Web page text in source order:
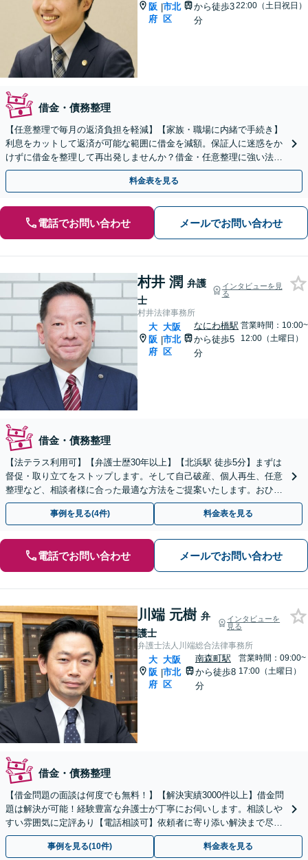
阪
府
|市北
区
から徒歩3
分
22:00（土日祝日）
借金・債務整理
【任意整理で毎月の返済負担を軽減】【家族・職場に内緒で手続き】
利息をカットして返済が可能な範囲に借金を減額。保証人に迷惑をか
けずに借金を整理して再出発しませんか？借金・任意整理に強い法律
事務所【実績5,000件以上】【財産を残して借金整理】
料金表を見る
電話でお問い合わせ メールでお問い合わせ
村井 潤 弁護
士
インタビューを見
る
村井法律事務所
大
阪
府
|
大阪
市北
区
なにわ橋駅
から徒歩5
分
営業時間：10:00~
12:00（土曜日）
借金・債務整理
【法テラス利用可】【弁護士歴30年以上】【北浜駅 徒歩5分】まずは
督促・取り立てをストップします。そして自己破産、個人再生、任意
整理など、相談者様に合った最適な方法をご提案いたします。おひと
りで悩まず、ぜひご相談ください。【法人破産も対応】
事例を見る(4件) 料金表を見る
電話でお問い合わせ メールでお問い合わせ
川端 元樹 弁
護士
インタビューを
見る
弁護士法人川端総合法律事務所
大
阪
府
|
大阪
市北
区
南森町駅
から徒歩8
分
営業時間：09:00~
17:00（土曜日）
借金・債務整理
【借金問題の面談は何度でも無料！】【解決実績3000件以上】借金問
題は解決が可能！経験豊富な弁護士が丁寧にお伺いします。相談しや
すい雰囲気に定評あり【電話相談可】依頼者に寄り添い解決まで尽
力。まずは勇気を出してご相談ください！分割払い対応可
事例を見る(10件) 料金表を見る